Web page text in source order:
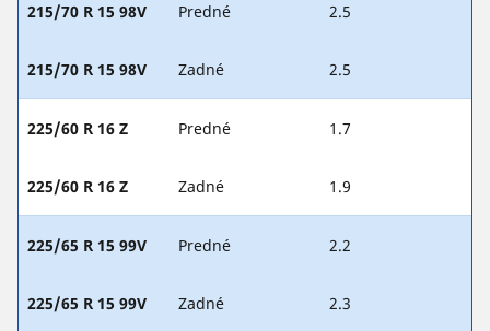
215/70 R 15 98V Predné 2.5
215/70 R 15 98V Zadné 2.5
225/60 R 16 Z Predné 1.7
225/60 R 16 Z Zadné 1.9
225/65 R 15 99V Predné 2.2
225/65 R 15 99V Zadné 2.3